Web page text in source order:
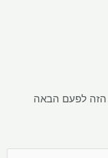
הזה לפעם הבאה